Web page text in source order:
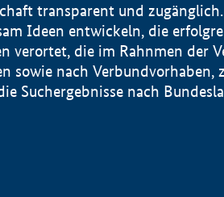
transparent und
Ideen entwickeln, die
die im Rahnmen der
nach Verbundvorhaben,
Suchergebnisse nach